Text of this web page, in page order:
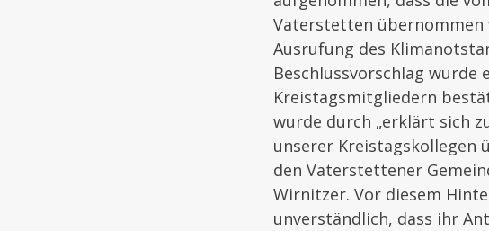
Vaterstetten übernommen
Ausrufung des
Beschlussvorschlag wurde
Kreistagsmitgliedern
wurde durch „erklärt sich
unserer Kreistagskollegen
den Vaterstettener
Wirnitzer. Vor diesem
unverständlich, dass ihr